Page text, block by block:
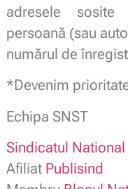
adresele
persoană (sau
numărul de
*Devenim
Echipa SNST
Sindicatul
Afiliat Publisind